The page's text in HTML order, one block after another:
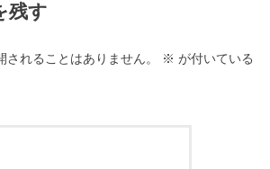
残す
されることはありません。 ※ が付いている